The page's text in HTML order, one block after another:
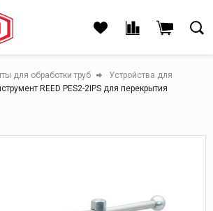
для обработки труб
Устройства для
REED PES2-2IPS для перекрытия